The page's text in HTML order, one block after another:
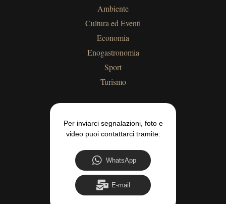
Ambiente
Cultura ed Eventi
Economia
Enogastronomia
Sport
Turismo
Per inviarci segnalazioni, foto e
video puoi contattarci tramite:
WhatsApp
E-mail